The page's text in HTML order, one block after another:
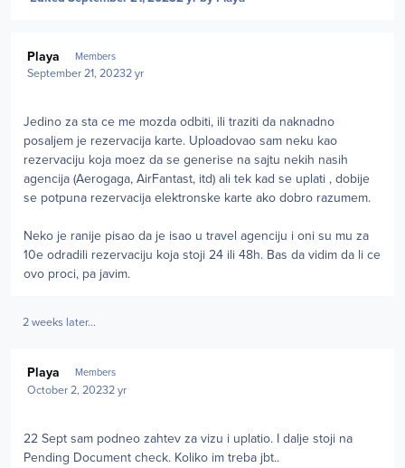
Playa Members
September 21, 20232 yr
Jedino za sta ce me mozda odbiti, ili traziti da naknadno
posaljem je rezervacija karte. Uploadovao sam neku kao
rezervaciju koja moez da se generise na sajtu nekih nasih
agencija (Aerogaga, AirFantast, itd) ali tek kad se uplati , dobije
se potpuna rezervacija elektronske karte ako dobro razumem.
Neko je ranije pisao da je isao u travel agenciju i oni su mu za
10e odradili rezervaciju koja stoji 24 ili 48h. Bas da vidim da li ce
ovo proci, pa javim.
2 weeks later...
Playa Members
October 2, 20232 yr
22 Sept sam podneo zahtev za vizu i uplatio. I dalje stoji na
Pending Document check. Koliko im treba jbt..